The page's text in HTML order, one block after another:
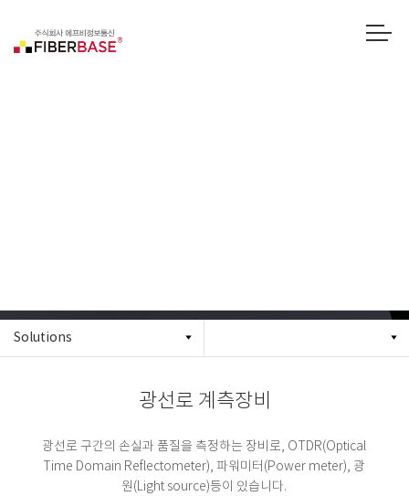
Solutions
광선로 계측장비
광선로 구간의 손실과 품질을 측정하는 장비로, OTDR(Optical
Time Domain Reflectometer), 파워미터(Power meter), 광
원(Light source)등이 있습니다.